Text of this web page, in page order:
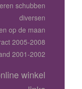
schubben
diversen
op de maan
2005-2008
2001-2002
winkel